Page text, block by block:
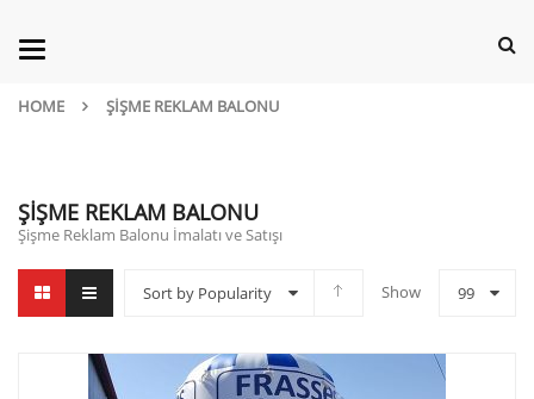
Categories
HOME ŞIŞME REKLAM BALONU
ŞIŞME REKLAM BALONU
Şişme Reklam Balonu İmalatı ve Satışı
Sort by Popularity Show 99